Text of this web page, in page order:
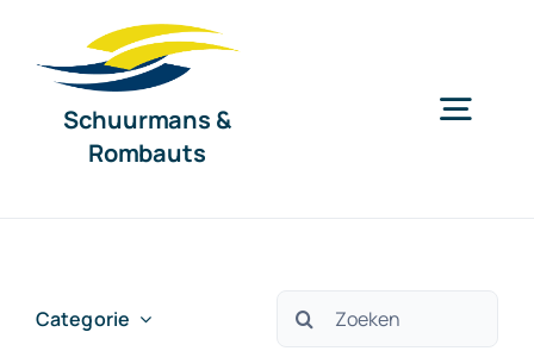
naar
Schuurmans &
Rombauts
Categorie
Zoeken